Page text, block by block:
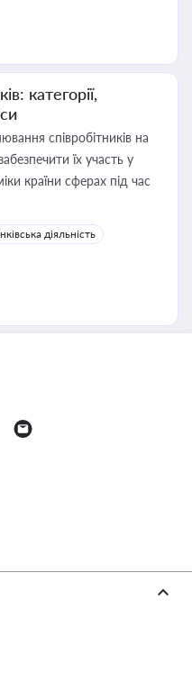
категорії,
співробітників на
їх участь у
країни сферах під час
діяльність